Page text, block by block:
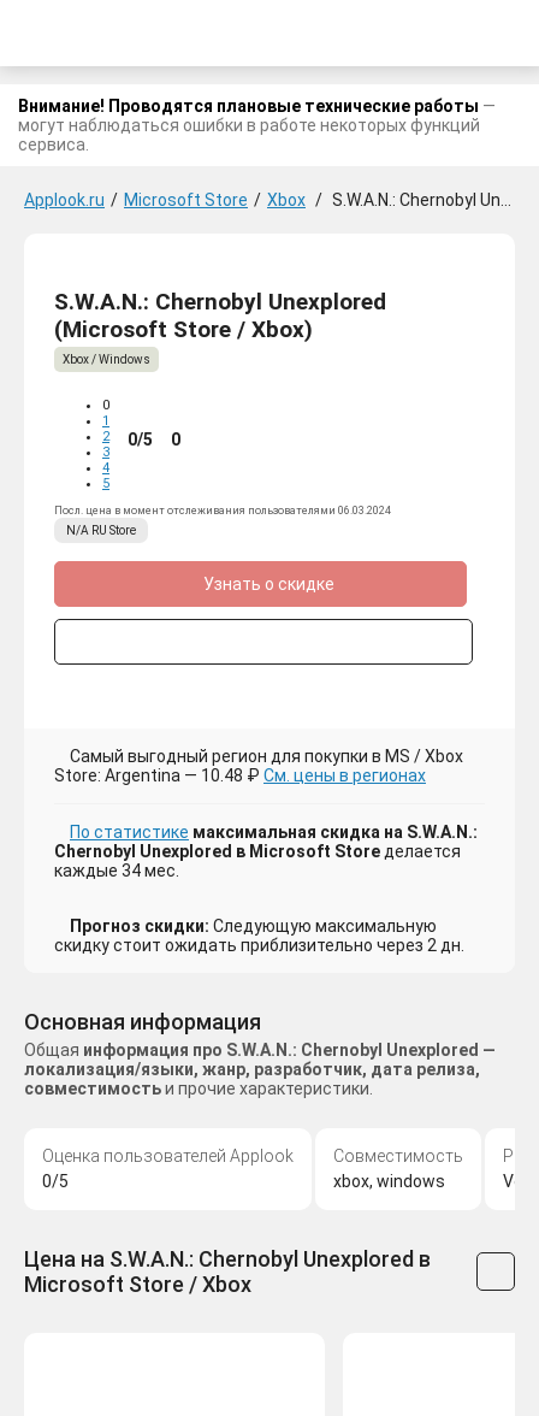
Внимание! Проводятся плановые технические работы —
могут наблюдаться ошибки в работе некоторых функций
сервиса.
Applook.ru / Microsoft Store / Xbox / S.W.A.N.: Chernobyl Unexplored
S.W.A.N.: Chernobyl Unexplored
(Microsoft Store / Xbox)
Xbox / Windows
0
1
2
3
4
5
0/5 0
Посл. цена в момент отслеживания пользователями 06.03.2024
N/A RU Store
Узнать о скидке
Самый выгодный регион для покупки в MS / Xbox
Store: Argentina — 10.48 ₽ См. цены в регионах
По статистике максимальная скидка на S.W.A.N.:
Chernobyl Unexplored в Microsoft Storeделается
каждые 34 мес.
Прогноз скидки: Следующую максимальную
скидку стоит ожидать приблизительно через 2 дн.
Основная информация
Общая информация про S.W.A.N.: Chernobyl Unexplored —
локализация/языки, жанр, разработчик, дата релиза,
совместимостьи прочие характеристики.
Оценка пользователей Applook
0/5
Совместимость
xbox, windows
Цена на S.W.A.N.: Chernobyl Unexplored в
Microsoft Store / Xbox